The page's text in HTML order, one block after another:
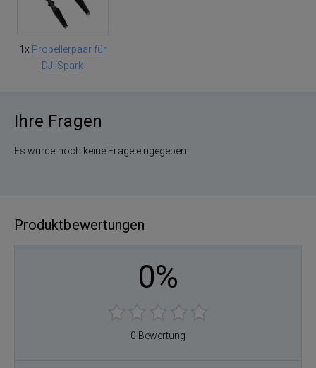
1x Propellerpaar für
DJI Spark
Ihre Fragen
Es wurde noch keine Frage eingegeben.
Produktbewertungen
0%
0 Bewertung